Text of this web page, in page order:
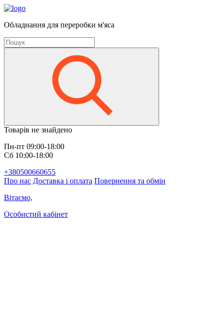
Обладнання для переробки м'яса
Товарів не знайдено
Пн-пт 09:00-18:00
Сб 10:00-18:00
+380500660655
Про нас Доставка і оплата Повернення та обмін
Вітаємо,
Особистий кабінет